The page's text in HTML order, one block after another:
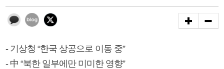
- 기상청 “한국 상공으로 이동 중”
- 中 “북한 일부에만 미미한 영향”